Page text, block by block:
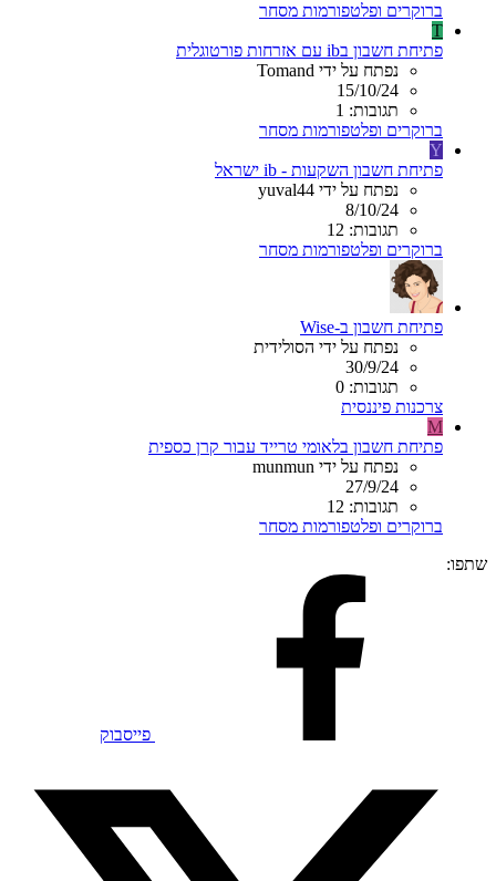
ברוקרים ופלטפורמות מסחר
T
פתיחת חשבון בib עם אזרחות פורטוגלית
נפתח על ידי Tomand
15/10/24
תגובות: 1
ברוקרים ופלטפורמות מסחר
Y
פתיחת חשבון השקעות - ib ישראל
נפתח על ידי yuval44
8/10/24
תגובות: 12
ברוקרים ופלטפורמות מסחר
פתיחת חשבון ב-Wise
נפתח על ידי הסולידית
30/9/24
תגובות: 0
צרכנות פיננסית
M
פתיחת חשבון בלאומי טרייד עבור קרן כספית
נפתח על ידי munmun
27/9/24
תגובות: 12
ברוקרים ופלטפורמות מסחר
שתפו:
פייסבוק